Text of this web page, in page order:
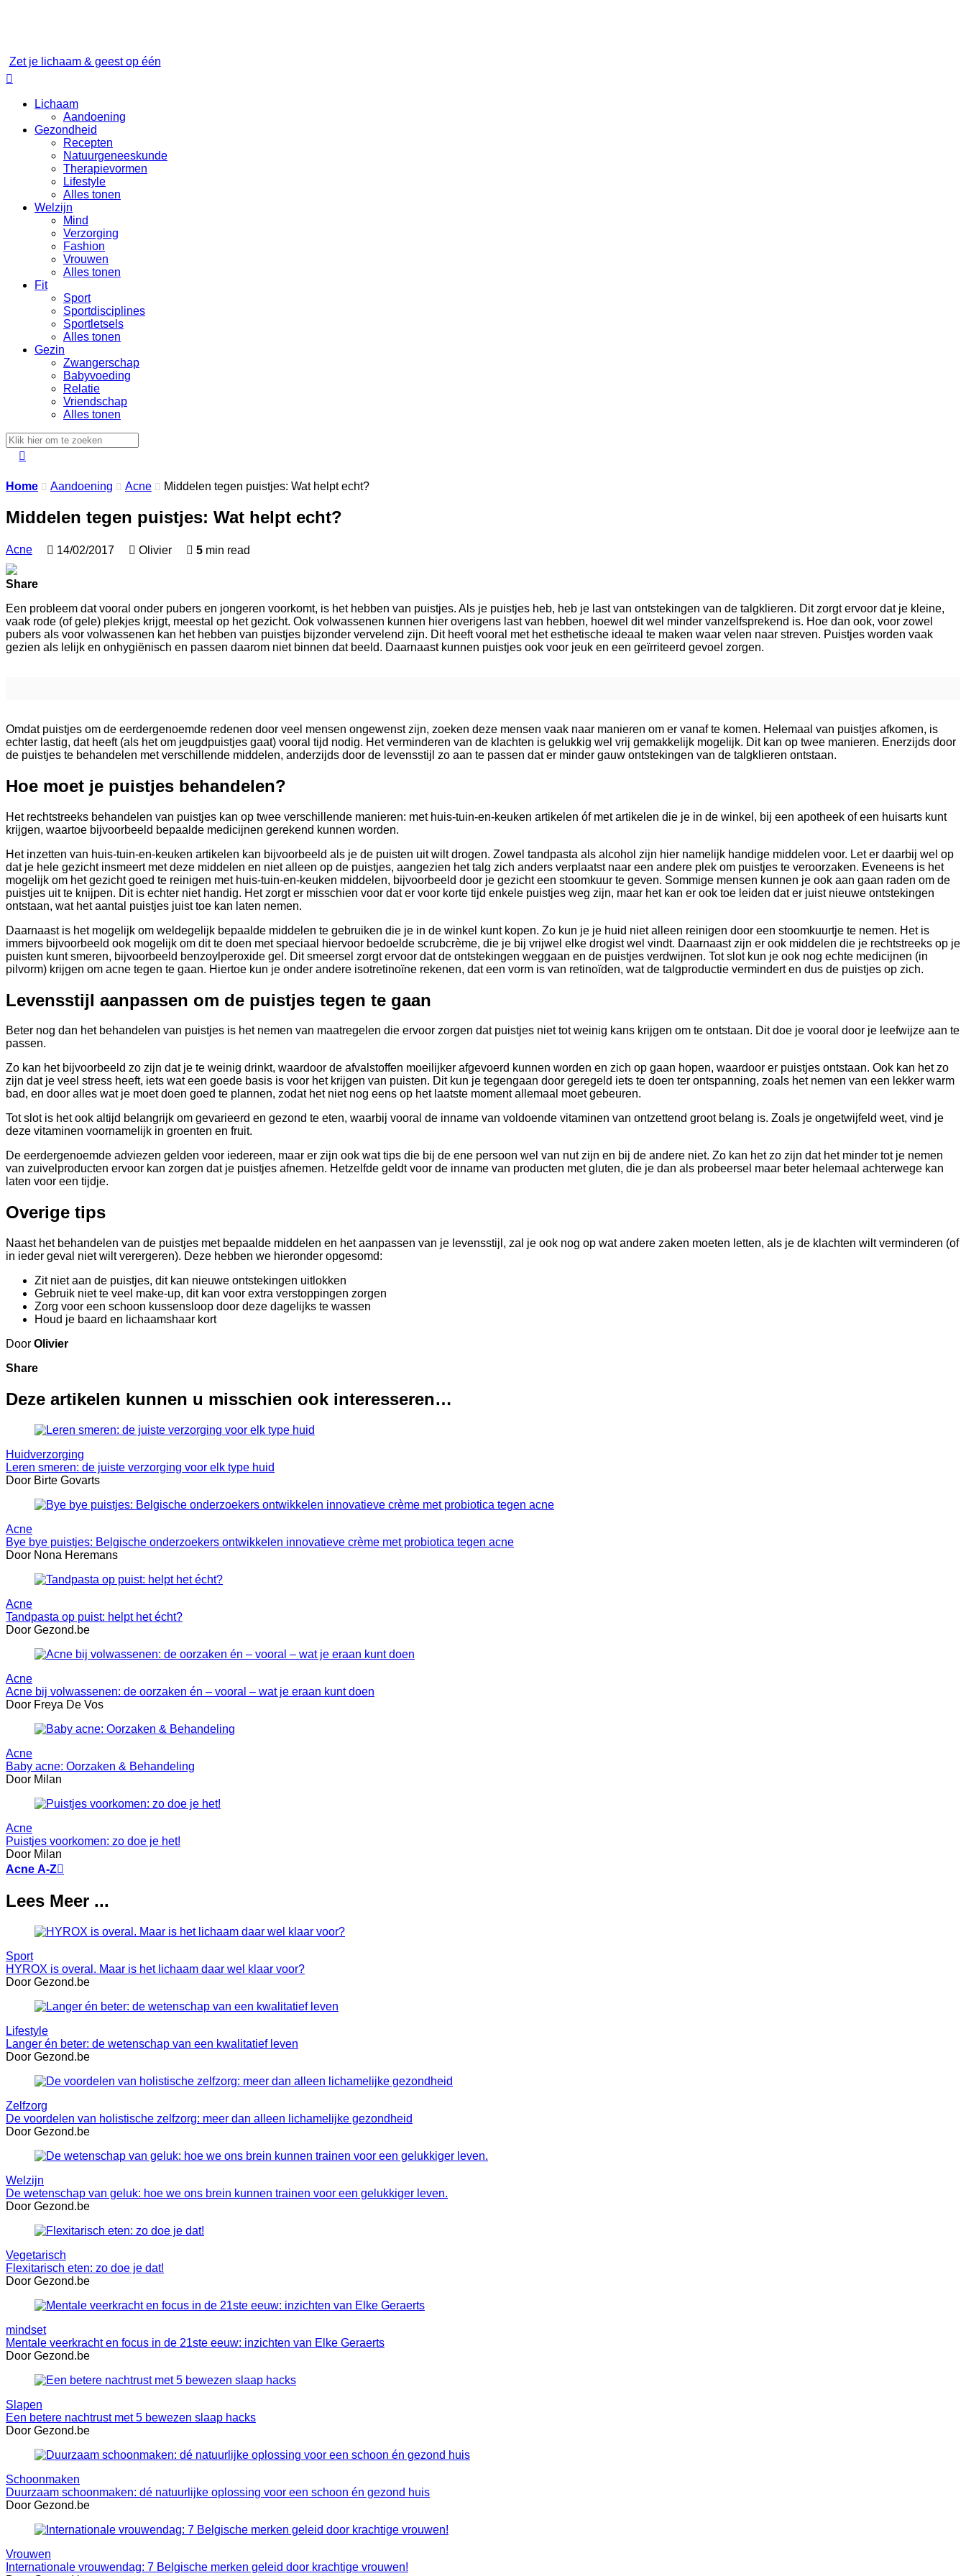
Zet je lichaam & geest op één

Lichaam
Aandoening
Gezondheid
Recepten
Natuurgeneeskunde
Therapievormen
Lifestyle
Alles tonen
Welzijn
Mind
Verzorging
Fashion
Vrouwen
Alles tonen
Fit
Sport
Sportdisciplines
Sportletsels
Alles tonen
Gezin
Zwangerschap
Babyvoeding
Relatie
Vriendschap
Alles tonen

Home  Aandoening  Acne  Middelen tegen puistjes: Wat helpt echt?
Middelen tegen puistjes: Wat helpt echt?
Acne  14/02/2017  Olivier  5 min read
Share
Een probleem dat vooral onder pubers en jongeren voorkomt, is het hebben van puistjes. Als je puistjes heb, heb je last van ontstekingen van de talgklieren. Dit zorgt ervoor dat je kleine,
vaak rode (of gele) plekjes krijgt, meestal op het gezicht. Ook volwassenen kunnen hier overigens last van hebben, hoewel dit wel minder vanzelfsprekend is. Hoe dan ook, voor zowel
pubers als voor volwassenen kan het hebben van puistjes bijzonder vervelend zijn. Dit heeft vooral met het esthetische ideaal te maken waar velen naar streven. Puistjes worden vaak
gezien als lelijk en onhygiënisch en passen daarom niet binnen dat beeld. Daarnaast kunnen puistjes ook voor jeuk en een geïrriteerd gevoel zorgen.
Omdat puistjes om de eerdergenoemde redenen door veel mensen ongewenst zijn, zoeken deze mensen vaak naar manieren om er vanaf te komen. Helemaal van puistjes afkomen, is
echter lastig, dat heeft (als het om jeugdpuistjes gaat) vooral tijd nodig. Het verminderen van de klachten is gelukkig wel vrij gemakkelijk mogelijk. Dit kan op twee manieren. Enerzijds door
de puistjes te behandelen met verschillende middelen, anderzijds door de levensstijl zo aan te passen dat er minder gauw ontstekingen van de talgklieren ontstaan.
Hoe moet je puistjes behandelen?
Het rechtstreeks behandelen van puistjes kan op twee verschillende manieren: met huis-tuin-en-keuken artikelen óf met artikelen die je in de winkel, bij een apotheek of een huisarts kunt
krijgen, waartoe bijvoorbeeld bepaalde medicijnen gerekend kunnen worden.
Het inzetten van huis-tuin-en-keuken artikelen kan bijvoorbeeld als je de puisten uit wilt drogen. Zowel tandpasta als alcohol zijn hier namelijk handige middelen voor. Let er daarbij wel op
dat je hele gezicht insmeert met deze middelen en niet alleen op de puistjes, aangezien het talg zich anders verplaatst naar een andere plek om puistjes te veroorzaken. Eveneens is het
mogelijk om het gezicht goed te reinigen met huis-tuin-en-keuken middelen, bijvoorbeeld door je gezicht een stoomkuur te geven. Sommige mensen kunnen je ook aan gaan raden om de
puistjes uit te knijpen. Dit is echter niet handig. Het zorgt er misschien voor dat er voor korte tijd enkele puistjes weg zijn, maar het kan er ook toe leiden dat er juist nieuwe ontstekingen
ontstaan, wat het aantal puistjes juist toe kan laten nemen.
Daarnaast is het mogelijk om weldegelijk bepaalde middelen te gebruiken die je in de winkel kunt kopen. Zo kun je je huid niet alleen reinigen door een stoomkuurtje te nemen. Het is
immers bijvoorbeeld ook mogelijk om dit te doen met speciaal hiervoor bedoelde scrubcrème, die je bij vrijwel elke drogist wel vindt. Daarnaast zijn er ook middelen die je rechtstreeks op je
puisten kunt smeren, bijvoorbeeld benzoylperoxide gel. Dit smeersel zorgt ervoor dat de ontstekingen weggaan en de puistjes verdwijnen. Tot slot kun je ook nog echte medicijnen (in
pilvorm) krijgen om acne tegen te gaan. Hiertoe kun je onder andere isotretinoïne rekenen, dat een vorm is van retinoïden, wat de talgproductie vermindert en dus de puistjes op zich.
Levensstijl aanpassen om de puistjes tegen te gaan
Beter nog dan het behandelen van puistjes is het nemen van maatregelen die ervoor zorgen dat puistjes niet tot weinig kans krijgen om te ontstaan. Dit doe je vooral door je leefwijze aan te
passen.
Zo kan het bijvoorbeeld zo zijn dat je te weinig drinkt, waardoor de afvalstoffen moeilijker afgevoerd kunnen worden en zich op gaan hopen, waardoor er puistjes ontstaan. Ook kan het zo
zijn dat je veel stress heeft, iets wat een goede basis is voor het krijgen van puisten. Dit kun je tegengaan door geregeld iets te doen ter ontspanning, zoals het nemen van een lekker warm
bad, en door alles wat je moet doen goed te plannen, zodat het niet nog eens op het laatste moment allemaal moet gebeuren.
Tot slot is het ook altijd belangrijk om gevarieerd en gezond te eten, waarbij vooral de inname van voldoende vitaminen van ontzettend groot belang is. Zoals je ongetwijfeld weet, vind je
deze vitaminen voornamelijk in groenten en fruit.
De eerdergenoemde adviezen gelden voor iedereen, maar er zijn ook wat tips die bij de ene persoon wel van nut zijn en bij de andere niet. Zo kan het zo zijn dat het minder tot je nemen
van zuivelproducten ervoor kan zorgen dat je puistjes afnemen. Hetzelfde geldt voor de inname van producten met gluten, die je dan als probeersel maar beter helemaal achterwege kan
laten voor een tijdje.
Overige tips
Naast het behandelen van de puistjes met bepaalde middelen en het aanpassen van je levensstijl, zal je ook nog op wat andere zaken moeten letten, als je de klachten wilt verminderen (of
in ieder geval niet wilt verergeren). Deze hebben we hieronder opgesomd:
Zit niet aan de puistjes, dit kan nieuwe ontstekingen uitlokken
Gebruik niet te veel make-up, dit kan voor extra verstoppingen zorgen
Zorg voor een schoon kussensloop door deze dagelijks te wassen
Houd je baard en lichaamshaar kort
Door Olivier
Share
Deze artikelen kunnen u misschien ook interesseren…
Huidverzorging
Leren smeren: de juiste verzorging voor elk type huid
Door Birte Govarts
Acne
Bye bye puistjes: Belgische onderzoekers ontwikkelen innovatieve crème met probiotica tegen acne
Door Nona Heremans
Acne
Tandpasta op puist: helpt het écht?
Door Gezond.be
Acne
Acne bij volwassenen: de oorzaken én – vooral – wat je eraan kunt doen
Door Freya De Vos
Acne
Baby acne: Oorzaken & Behandeling
Door Milan
Acne
Puistjes voorkomen: zo doe je het!
Door Milan
Acne A-Z
Lees Meer ...
Sport
HYROX is overal. Maar is het lichaam daar wel klaar voor?
Door Gezond.be
Lifestyle
Langer én beter: de wetenschap van een kwalitatief leven
Door Gezond.be
Zelfzorg
De voordelen van holistische zelfzorg: meer dan alleen lichamelijke gezondheid
Door Gezond.be
Welzijn
De wetenschap van geluk: hoe we ons brein kunnen trainen voor een gelukkiger leven.
Door Gezond.be
Vegetarisch
Flexitarisch eten: zo doe je dat!
Door Gezond.be
mindset
Mentale veerkracht en focus in de 21ste eeuw: inzichten van Elke Geraerts
Door Gezond.be
Slapen
Een betere nachtrust met 5 bewezen slaap hacks
Door Gezond.be
Schoonmaken
Duurzaam schoonmaken: dé natuurlijke oplossing voor een schoon én gezond huis
Door Gezond.be
Vrouwen
Internationale vrouwendag: 7 Belgische merken geleid door krachtige vrouwen!